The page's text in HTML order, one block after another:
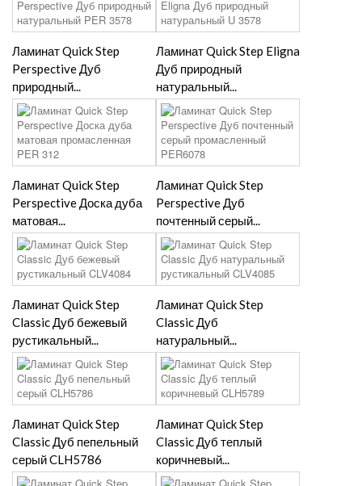
Ламинат Quick Step
Perspective Дуб
природный...
Ламинат Quick Step Eligna
Дуб природный
натуральный...
Ламинат Quick Step
Perspective Доска дуба
матовая...
Ламинат Quick Step
Perspective Дуб
почтенный серый...
Ламинат Quick Step
Classic Дуб бежевый
рустикальный...
Ламинат Quick Step
Classic Дуб
натуральный...
Ламинат Quick Step
Classic Дуб пепельный
серый CLH5786
Ламинат Quick Step
Classic Дуб теплый
коричневый...